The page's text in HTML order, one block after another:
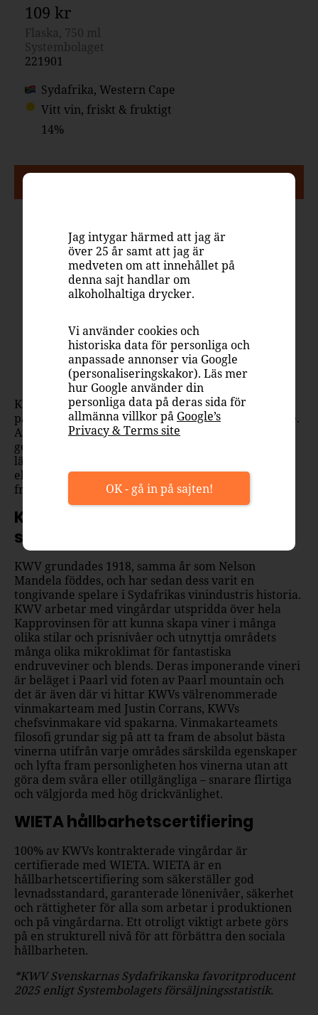
109 kr
Flaska, 750 ml
Systembolaget
221901
Sydafrika, Western Cape
Vitt vin, friskt & fruktigt
14%
PASSAR TILL
Fisk Skaldjur Ost AperitifMingel
Nyhet! Coastal
Views från
Sydafrika
KWV Coastal Views har en stor aromatisk doft av
passionsfrukt, persika, krusbär, vita vinbär och lime.
Aromerna går igen i smaken som är frisk och
generöst fruktig med ett aptitretande avslut och en
läskande syra. Passar som sällskapsvin till minglet
eller middagar med till exempel fisk med örtiga
fräscha tillbehör.
KWV – en ledande spelare på den
sydafrikanska vinhimlen
KWV grundades 1918, samma år som Nelson
Mandela föddes, och har sedan dess varit en
tongivande spelare i Sydafrikas vinindustris historia.
KWV arbetar med vingårdar utspridda över hela
Kapprovinsen för att kunna skapa viner i många
olika stilar och prisnivåer och utnyttja områdets
många olika mikroklimat för fantastiska
endruveviner och blends. Deras imponerande vineri
är beläget i Paarl vid foten av Paarl mountain och
det är även där vi hittar KWVs välrenommerade
vinmakarteam med Justin Corrans, KWVs
chefsvinmakare vid spakarna. Vinmakarteamets
filosofi grundar sig på att ta fram de absolut bästa
vinerna utifrån varje områdes särskilda egenskaper
och lyfta fram personligheten hos vinerna utan att
göra dem svåra eller otillgängliga – snarare flirtiga
och välgjorda med hög drickvänlighet.
WIETA hållbarhetscertifiering
100% av KWVs kontrakterade vingårdar är
certifierade med WIETA. WIETA är en
hållbarhetscertifiering som säkerställer god
levnadsstandard, garanterade lönenivåer, säkerhet
och rättigheter för alla som arbetar i produktionen
och på vingårdarna. Ett otroligt viktigt arbete görs
på en strukturell nivå för att förbättra den sociala
hållbarheten.
*KWV Svenskarnas Sydafrikanska favoritproducent
2025 enligt Systembolagets försäljningsstatistik.
Jag intygar härmed att jag är
över 25 år samt att jag är
medveten om att innehållet på
denna sajt handlar om
alkoholhaltiga drycker.
Vi använder cookies och
historiska data för personliga och
anpassade annonser via Google
(personaliseringskakor). Läs mer
hur Google använder din
personliga data på deras sida för
allmänna villkor på Google’s
Privacy & Terms site
OK - gå in på sajten!